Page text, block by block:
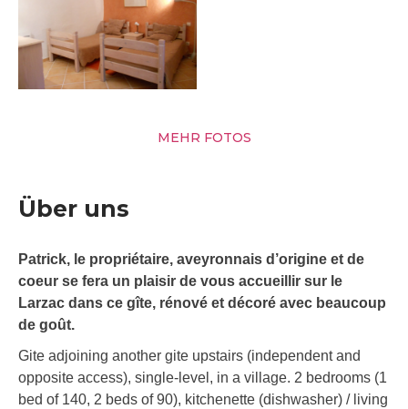
MEHR FOTOS
Über uns
Patrick, le propriétaire, aveyronnais d’origine et de
coeur se fera un plaisir de vous accueillir sur le
Larzac dans ce gîte, rénové et décoré avec beaucoup
de goût.
Gite adjoining another gite upstairs (independent and
opposite access), single-level, in a village. 2 bedrooms (1
bed of 140, 2 beds of 90), kitchenette (dishwasher) / living